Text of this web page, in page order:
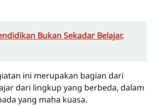
Bukan Sekadar Belajar,
ini merupakan bagian dari
dari lingkup yang berbeda, dalam
yang maha kuasa.